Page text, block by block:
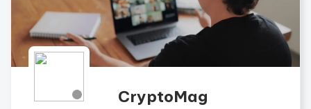
CryptoMag